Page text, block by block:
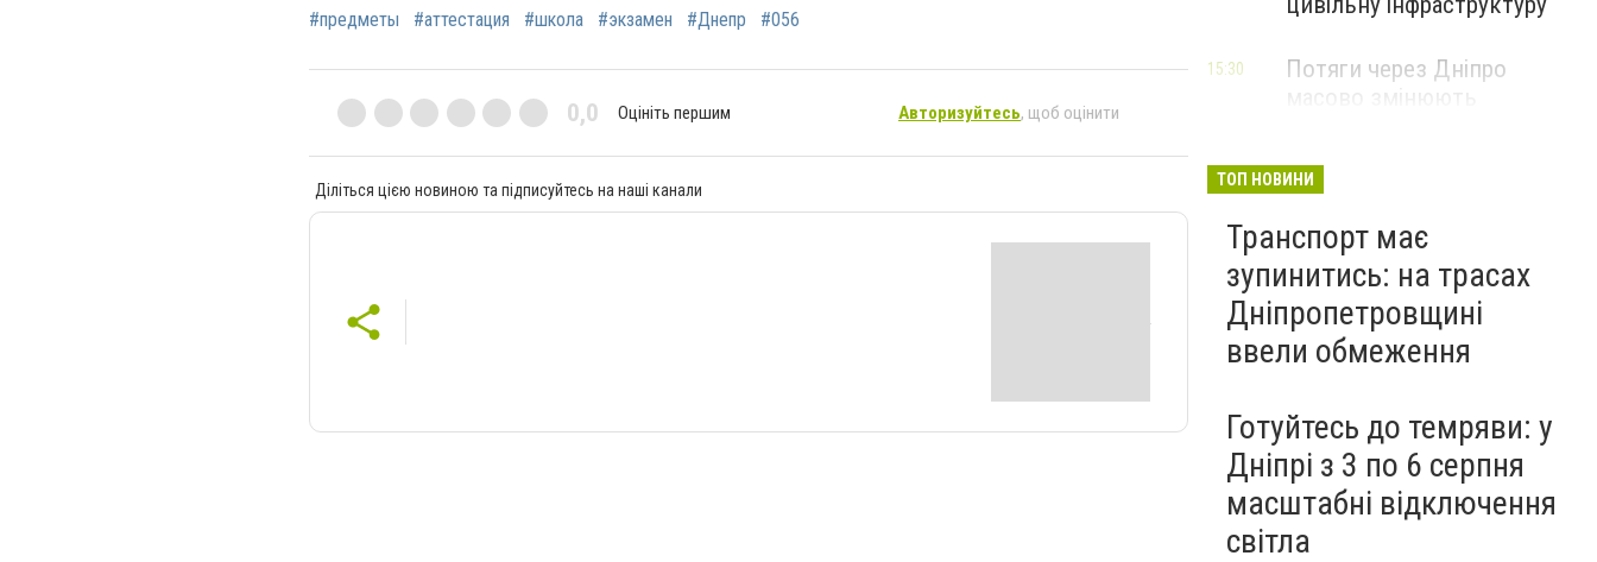
#предметы #аттестация #школа #экзамен #Днепр #056
0,0 Оцініть першим Авторизуйтесь, щоб оцінити
Діліться цією новиною та підписуйтесь на наші канали
Потяги через Дніпро
15:30
ТОП НОВИНИ
Транспорт має
зупинитись: на трасах
Дніпропетровщині
ввели обмеження
Готуйтесь до темряви: у
Дніпрі з 3 по 6 серпня
масштабні відключення
світла